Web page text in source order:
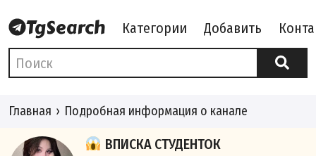
Категории Добавить
Главная Подробная информация о канале
ВПИСКА СТУДЕНТОК